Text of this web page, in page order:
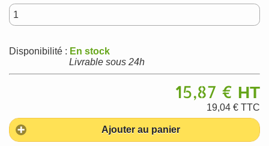
Disponibilité : En stock
Livrable sous 24h
15,87 € HT
19,04 € TTC
Ajouter au panier